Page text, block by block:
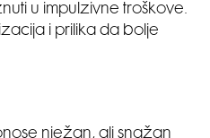
u impulzivne troškove.
i prilika da bolje
nježan, ali snažan